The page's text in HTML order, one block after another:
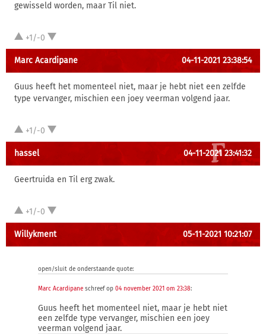
gewisseld worden, maar Til niet.
+1/-0
Marc Acardipane 04-11-2021 23:38:54
Guus heeft het momenteel niet, maar je hebt niet een zelfde
type vervanger, mischien een joey veerman volgend jaar.
+1/-0
hassel 04-11-2021 23:41:32
Geertruida en Til erg zwak.
+1/-0
Willykment 05-11-2021 10:21:07
open/sluit de onderstaande quote:
Marc Acardipane schreef op 04 november 2021 om 23:38:
Guus heeft het momenteel niet, maar je hebt niet
een zelfde type vervanger, mischien een joey
veerman volgend jaar.